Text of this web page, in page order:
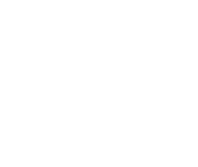
generar malos olores o
a mantener la lavadora limpia
visibles